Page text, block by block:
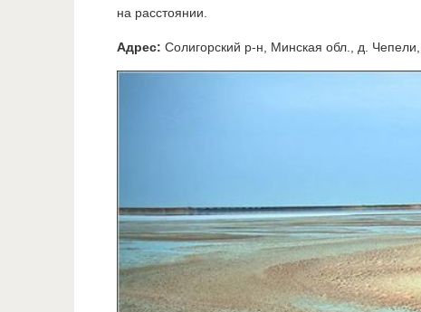
на расстоянии.
Адрес: Солигорский р-н, Минская обл., д.